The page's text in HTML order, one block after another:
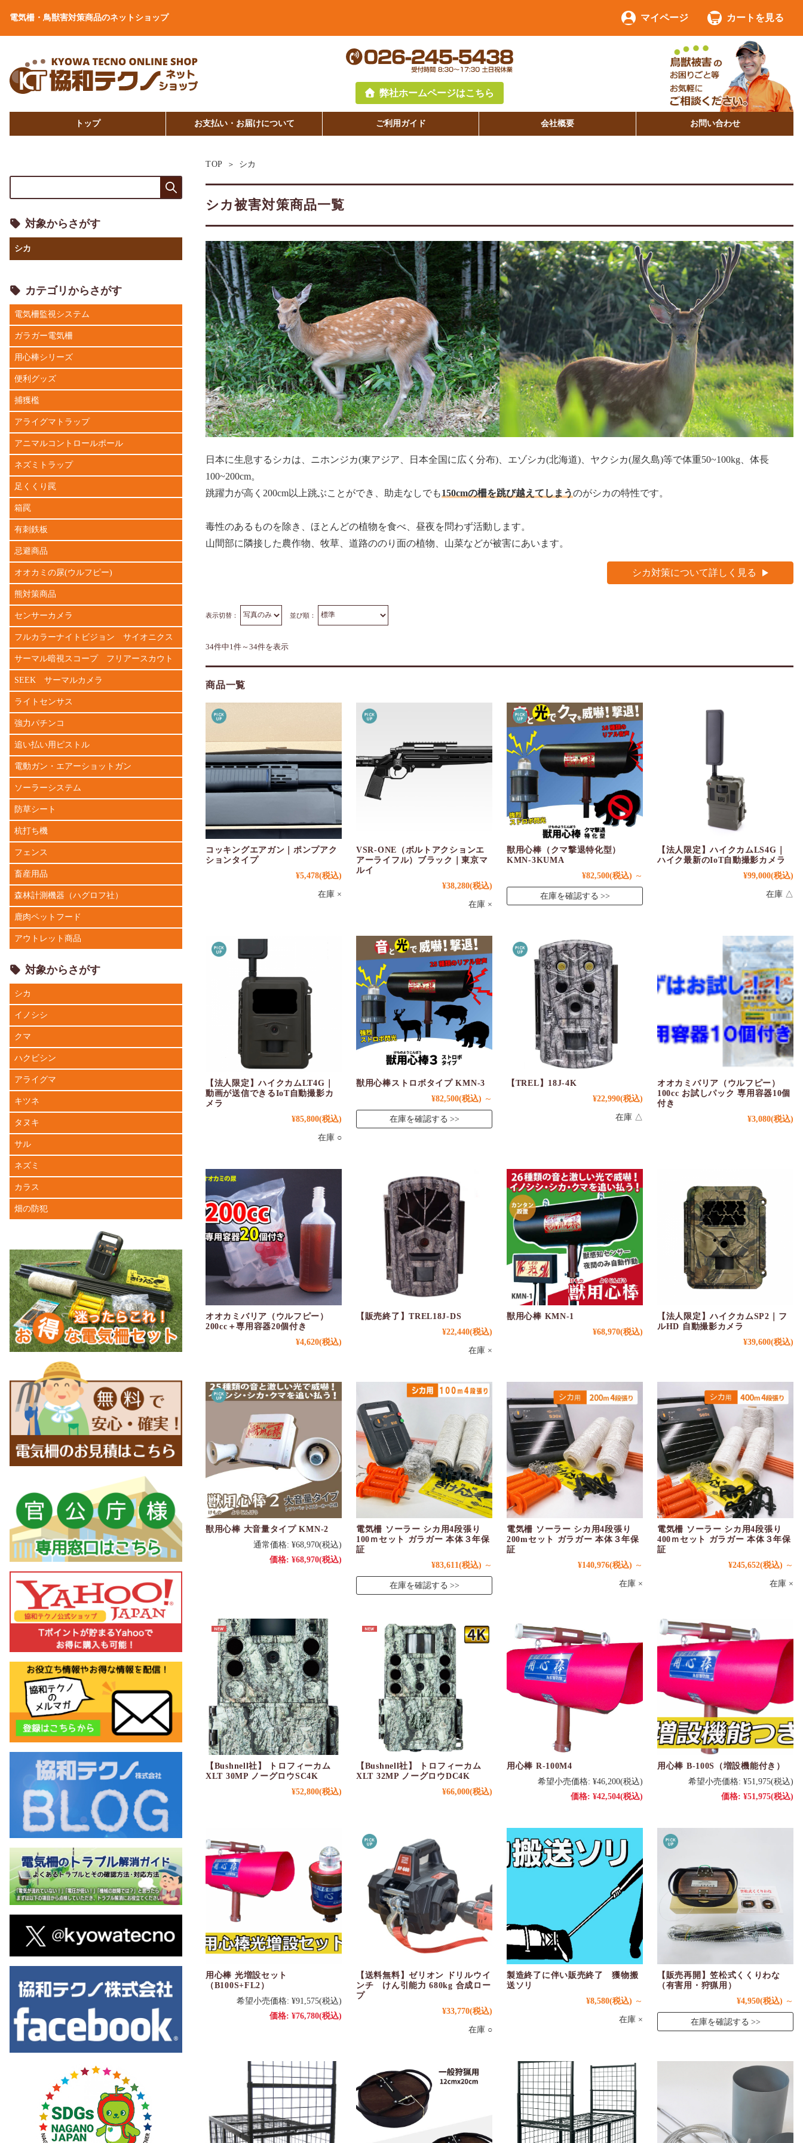
電気柵・鳥獣害対策商品のネットショップ マイページ カートを見る
弊社ホームページはこちら
トップ お支払い・お届けについて ご利用ガイド 会社概要 お問い合わせ
TOP シカ
シカ被害対策商品一覧
日本に生息するシカは、ニホンジカ(東アジア、日本全国に広く分布)、エゾシカ(北海道)、ヤクシカ(屋久島)等で体重50~100kg、体長
100~200cm。
跳躍力が高く200cm以上跳ぶことができ、助走なしでも150cmの柵を跳び越えてしまうのがシカの特性です。
毒性のあるものを除き、ほとんどの植物を食べ、昼夜を問わず活動します。
山間部に隣接した農作物、牧草、道路ののり面の植物、山菜などが被害にあいます。
シカ対策について詳しく見る
表示切替： 並び順：
34件中1件～34件を表示
商品一覧
コッキングエアガン｜ポンプアク
ションタイプ
¥5,478(税込)
在庫 ×
VSR-ONE（ボルトアクションエ
アーライフル）ブラック｜東京マ
ルイ
¥38,280(税込)
在庫 ×
獣用心棒（クマ撃退特化型）
KMN-3KUMA
¥82,500(税込) ～
在庫を確認する
【法人限定】ハイクカムLS4G｜
ハイク最新のIoT自動撮影カメラ
¥99,000(税込)
在庫 △
【法人限定】ハイクカムLT4G｜
動画が送信できるIoT自動撮影カ
メラ
¥85,800(税込)
在庫 ○
獣用心棒ストロボタイプ KMN-3
¥82,500(税込) ～
在庫を確認する
【TREL】18J-4K
¥22,990(税込)
在庫 △
オオカミバリア（ウルフピー）
100cc お試しパック 専用容器10個
付き
¥3,080(税込)
オオカミバリア（ウルフピー）
200cc＋専用容器20個付き
¥4,620(税込)
【販売終了】TREL18J-DS
¥22,440(税込)
在庫 ×
獣用心棒 KMN-1
¥68,970(税込)
【法人限定】ハイクカムSP2｜フ
ルHD 自動撮影カメラ
¥39,600(税込)
獣用心棒 大音量タイプ KMN-2
通常価格: ¥68,970(税込)
価格: ¥68,970(税込)
電気柵 ソーラー シカ用4段張り
100ｍセット ガラガー 本体３年保
証
¥83,611 (税込) ～
在庫を確認する
電気柵 ソーラー シカ用4段張り
200mセット ガラガー 本体３年保
証
¥140,976(税込) ～
在庫 ×
電気柵 ソーラー シカ用4段張り
400ｍセット ガラガー 本体３年保
証
¥245,652(税込) ～
在庫 ×
【Bushnell社】 トロフィーカム
XLT 30MP ノーグロウSC4K
¥52,800(税込)
【Bushnell社】 トロフィーカム
XLT 32MP ノーグロウDC4K
¥66,000(税込)
用心棒 R-100M4
希望小売価格: ¥46,200(税込)
価格: ¥42,504(税込)
用心棒 B-100S（増設機能付き）
希望小売価格: ¥51,975(税込)
価格: ¥51,975(税込)
用心棒 光増設セット
（B100S+FL2）
希望小売価格: ¥91,575(税込)
価格: ¥76,780(税込)
【送料無料】ゼリオン ドリルウイ
ンチ けん引能力 680kg 合成ロー
プ
¥33,770(税込)
在庫 ○
製造終了に伴い販売終了 獲物搬
送ソリ
¥8,580(税込) ～
在庫 ×
【販売再開】笠松式くくりわな
（有害用・狩猟用）
¥4,950(税込) ～
在庫を確認する
対象からさがす
シカ
カテゴリからさがす
電気柵監視システム
ガラガー電気柵
用心棒シリーズ
便利グッズ
捕獲檻
アライグマトラップ
アニマルコントロールポール
ネズミトラップ
足くくり罠
箱罠
有刺鉄板
忌避商品
オオカミの尿(ウルフピー)
熊対策商品
センサーカメラ
フルカラーナイトビジョン サイオニクス
サーマル暗視スコープ フリアースカウト
SEEK サーマルカメラ
ライトセンサス
強力パチンコ
追い払い用ピストル
電動ガン・エアーショットガン
ソーラーシステム
防草シート
杭打ち機
フェンス
畜産用品
森林計測機器（ハグロフ社）
鹿肉ペットフード
アウトレット商品
対象からさがす
シカ
イノシシ
クマ
ハクビシン
アライグマ
キツネ
タヌキ
サル
ネズミ
カラス
畑の防犯